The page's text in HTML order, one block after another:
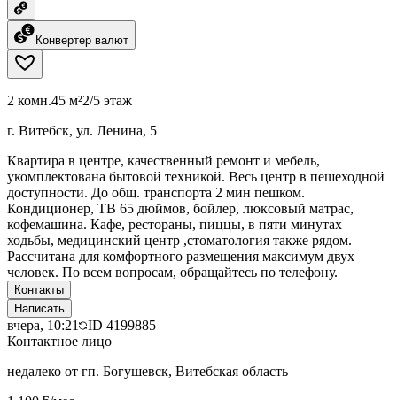
Конвертер валют
2 комн.45 м²2/5 этаж
г. Витебск, ул. Ленина, 5
Квартира в центре, качественный ремонт и мебель,
укомплектована бытовой техникой. Весь центр в пешеходной
доступности. До общ. транспорта 2 мин пешком.
Кондиционер, ТВ 65 дюймов, бойлер, люксовый матрас,
кофемашина. Кафе, рестораны, пиццы, в пяти минутах
ходьбы, медицинский центр ,стоматология также рядом.
Рассчитана для комфортного размещения максимум двух
человек. По всем вопросам, обращайтесь по телефону.
Контакты
Написать
вчера, 10:21 ID 4199885
Контактное лицо
недалеко от гп. Богушевск, Витебская область